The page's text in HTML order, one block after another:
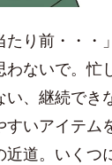
たり前・・・
ないで。忙
、継続でき
いアイテム
近道。いくつ